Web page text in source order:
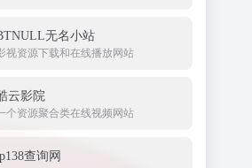
无名小站
视资源下载和在线播放网站
云影院
个资源聚合类在线视频网站
查询网